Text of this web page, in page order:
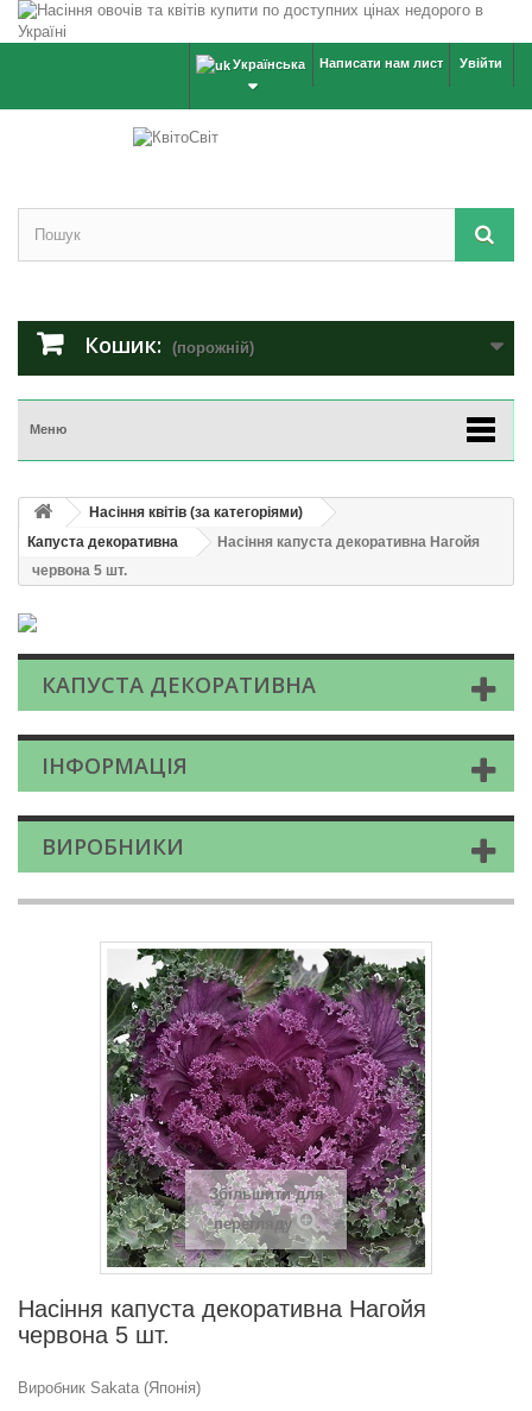
Увійти
Написати нам лист
Українська
Кошик: (порожній)
Меню
Насіння квітів (за категоріями)
Капуста декоративна
Насіння капуста декоративна Нагойя
червона 5 шт.
КАПУСТА ДЕКОРАТИВНА
ІНФОРМАЦІЯ
ВИРОБНИКИ
Збільшити для
перегляду
Насіння капуста декоративна Нагойя
червона 5 шт.
Виробник Sakata (Японія)